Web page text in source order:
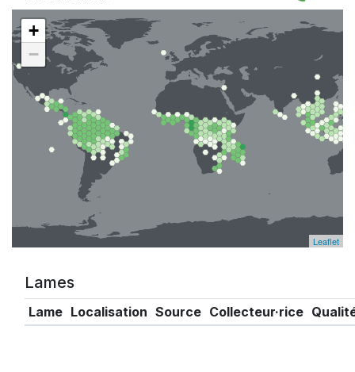
+
−
Leaflet
Lames
Lame Localisation Source Collecteur·rice